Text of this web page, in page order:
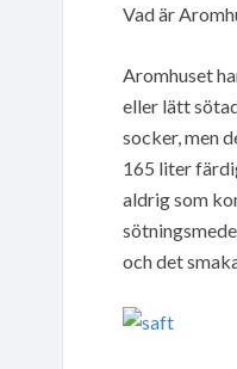
Vad är
Aromhuset
eller lätt
socker, men
165 liter
aldrig som
och det